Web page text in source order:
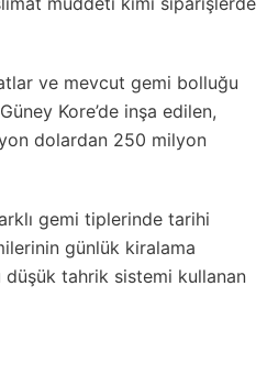
ve mevcut gemi bolluğu
Kore’de inşa edilen,
dolardan 250 milyon
gemi tiplerinde tarihi
günlük kiralama
tahrik sistemi kullanan